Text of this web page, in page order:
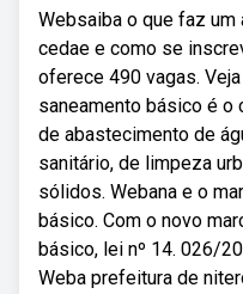
Websaiba o que faz
cedae e como se
oferece 490 vagas.
saneamento básico é
de abastecimento de
sanitário, de limpeza
sólidos. Webana e o
básico. Com o novo
básico, lei nº 14. 026/
Weba prefeitura de